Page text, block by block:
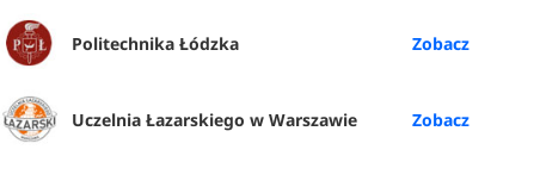
Politechnika Łódzka
Uczelnia Łazarskiego w Warszawie